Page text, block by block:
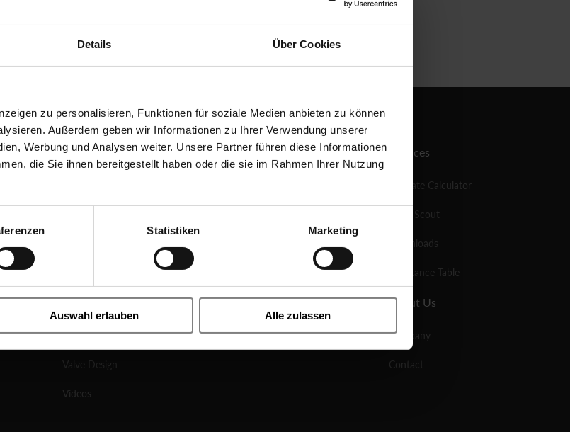
Details Über Cookies
zu personalisieren, Funktionen für soziale Medien anbieten zu können
Außerdem geben wir Informationen zu Ihrer Verwendung unserer
Werbung und Analysen weiter. Unsere Partner führen diese Informationen
die Sie ihnen bereitgestellt haben oder die sie im Rahmen Ihrer Nutzung
Statistiken Marketing
Auswahl erlauben Alle zulassen
Products Services
KV-Rate Calculator
Valve Scout
Downloads
Resistance Table
Know-How
News
Valve Design
Videos
About Us
Company
Contact